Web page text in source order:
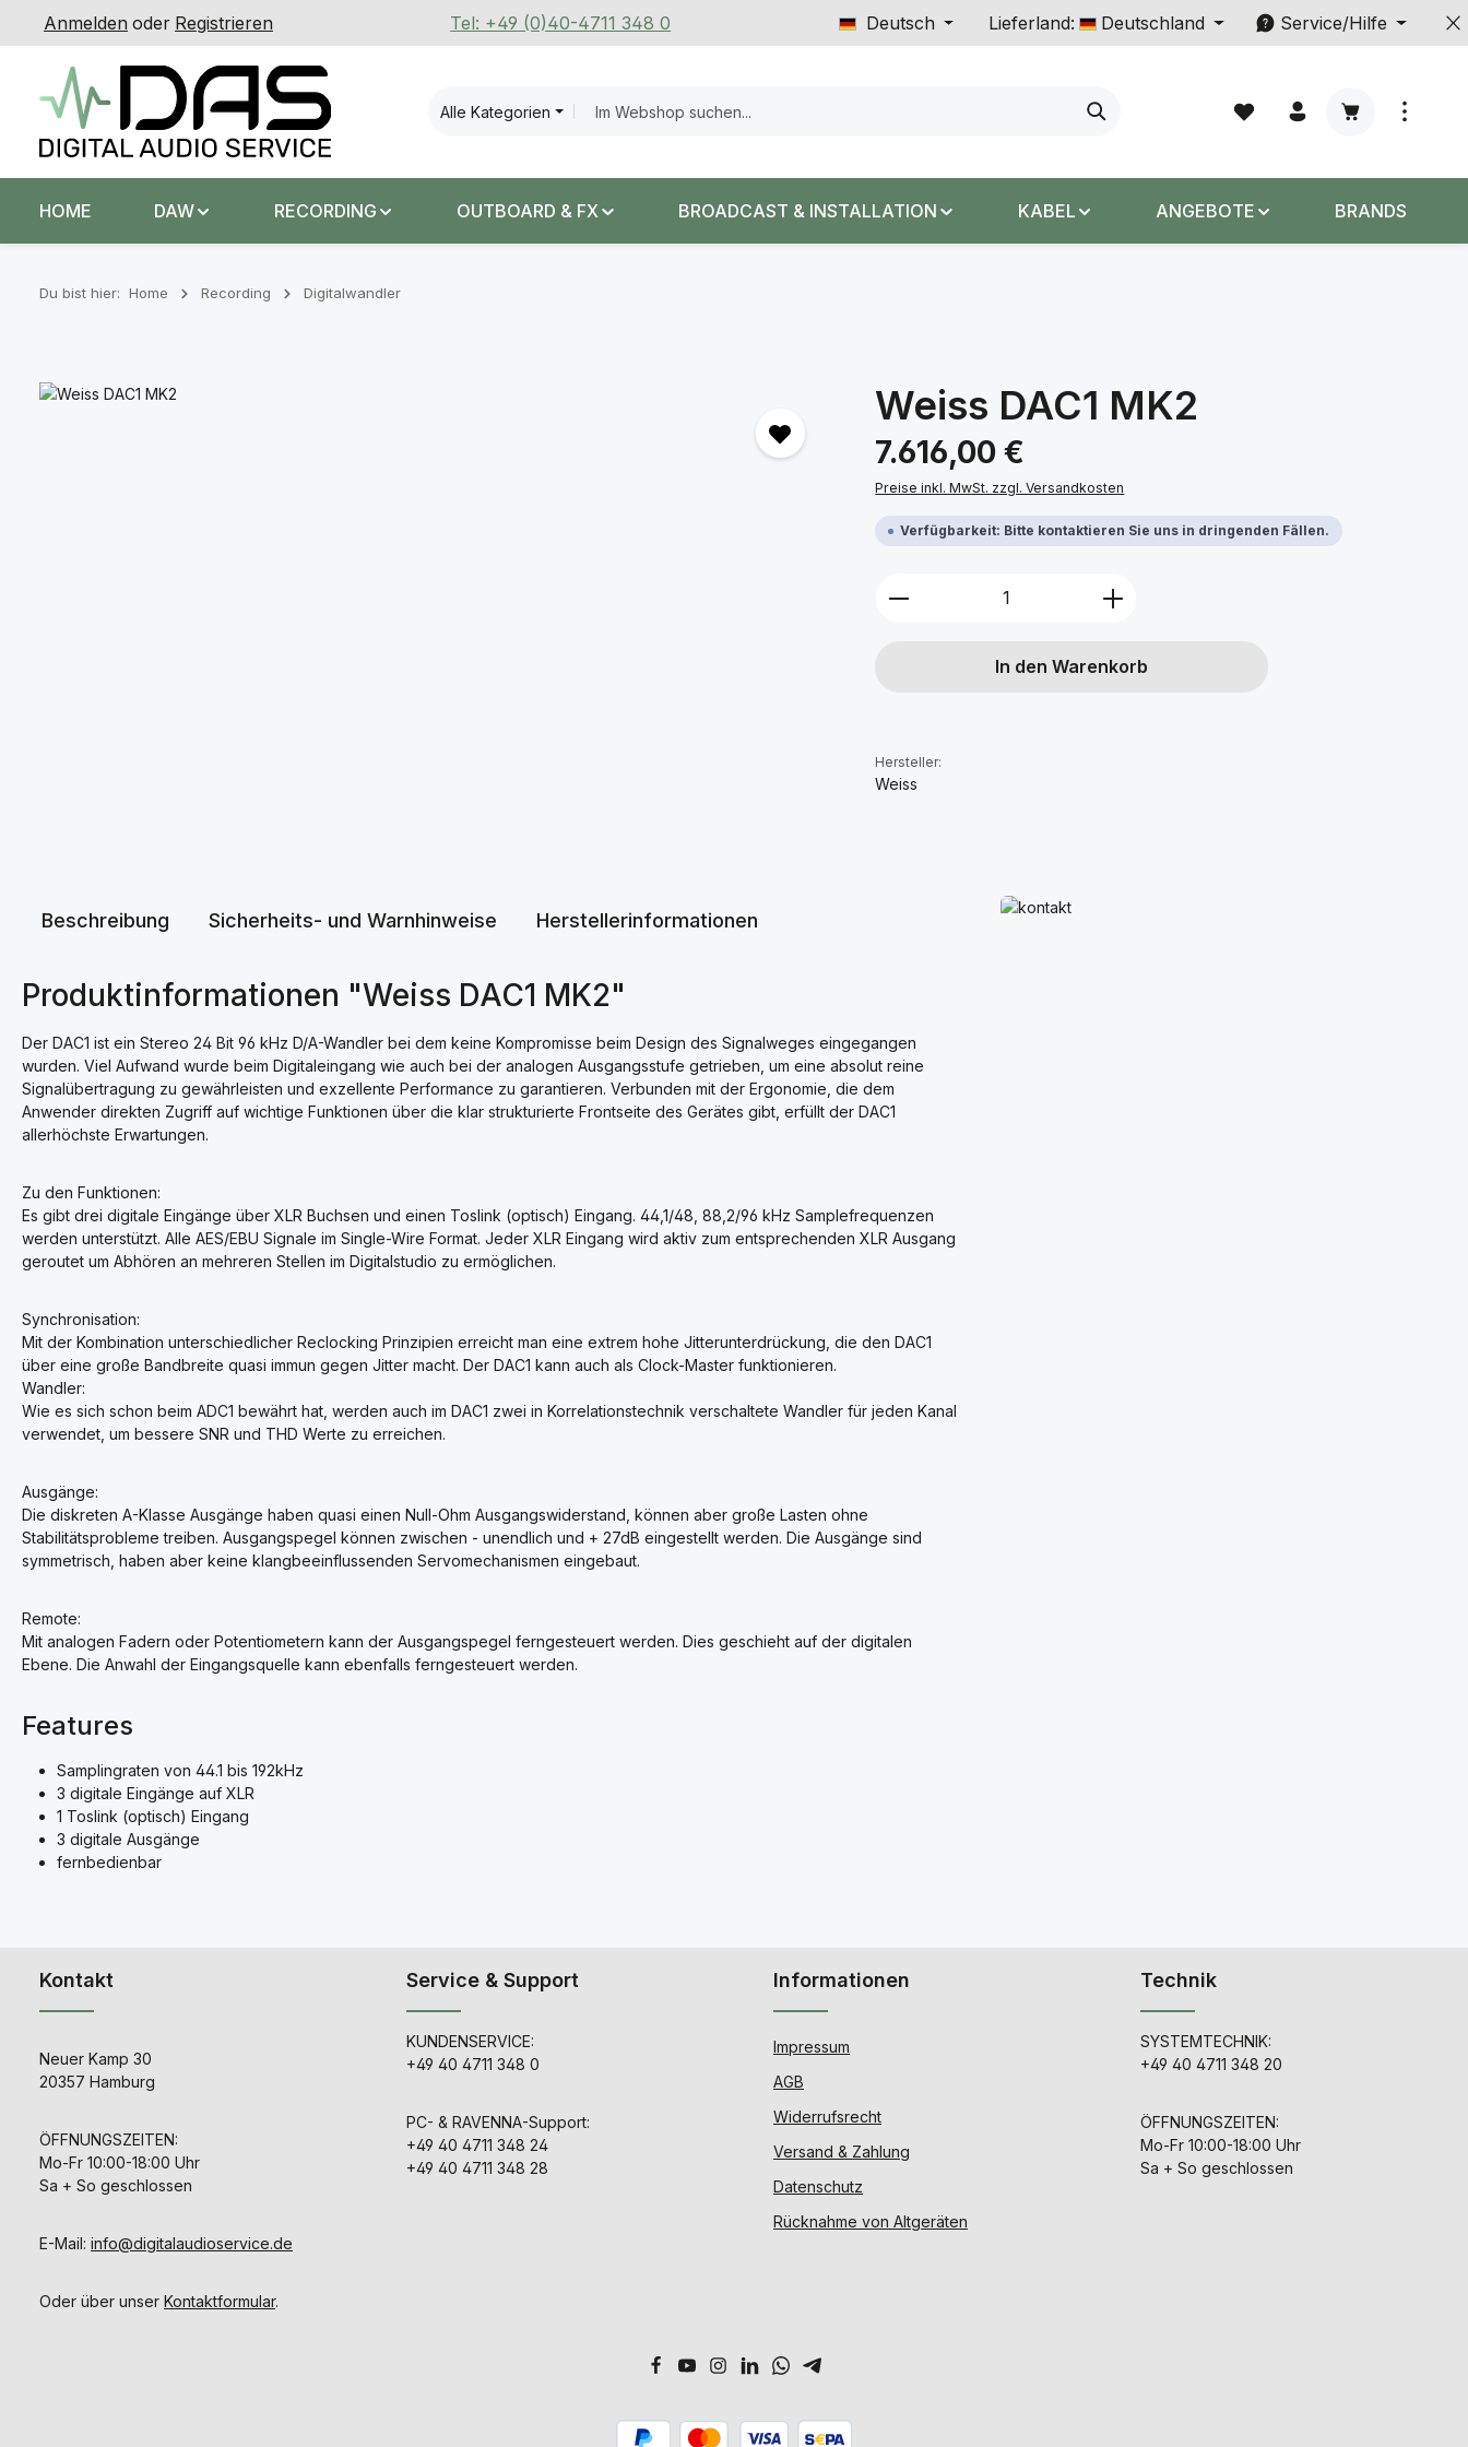
Hauptinhalt springen
Zur Suche springen
Zur Hauptnavigation springen
Anmelden oder Registrieren Tel: +49 (0)40-4711 348 0 Deutsch Lieferland: Deutschland Service/Hilfe
Alle Kategorien
Warenkorb
HOME DAW RECORDING OUTBOARD & FX BROADCAST & INSTALLATION KABEL ANGEBOTE BRANDS
Du bist hier: Home Recording Digitalwandler
Bildergalerie überspringen Weiss DAC1 MK2
Regulärer Preis:
7.616,00 €
Preise inkl. MwSt. zzgl. Versandkosten
Verfügbarkeit: Bitte kontaktieren Sie uns in dringenden Fällen.
Produkt Anzahl: Gib den gewünschten Wert
In den Warenkorb
Hersteller:
Weiss
Beschreibung Sicherheits- und Warnhinweise Herstellerinformationen
Produktinformationen "Weiss DAC1 MK2"
Der DAC1 ist ein Stereo 24 Bit 96 kHz D/A-Wandler bei dem keine Kompromisse beim Design des Signalweges eingegangen
wurden. Viel Aufwand wurde beim Digitaleingang wie auch bei der analogen Ausgangsstufe getrieben, um eine absolut reine
Signalübertragung zu gewährleisten und exzellente Performance zu garantieren. Verbunden mit der Ergonomie, die dem
Anwender direkten Zugriff auf wichtige Funktionen über die klar strukturierte Frontseite des Gerätes gibt, erfüllt der DAC1
allerhöchste Erwartungen.
Zu den Funktionen:
Es gibt drei digitale Eingänge über XLR Buchsen und einen Toslink (optisch) Eingang. 44,1/48, 88,2/96 kHz Samplefrequenzen
werden unterstützt. Alle AES/EBU Signale im Single-Wire Format. Jeder XLR Eingang wird aktiv zum entsprechenden XLR Ausgang
geroutet um Abhören an mehreren Stellen im Digitalstudio zu ermöglichen.
Synchronisation:
Mit der Kombination unterschiedlicher Reclocking Prinzipien erreicht man eine extrem hohe Jitterunterdrückung, die den DAC1
über eine große Bandbreite quasi immun gegen Jitter macht. Der DAC1 kann auch als Clock-Master funktionieren.
Wandler:
Wie es sich schon beim ADC1 bewährt hat, werden auch im DAC1 zwei in Korrelationstechnik verschaltete Wandler für jeden Kanal
verwendet, um bessere SNR und THD Werte zu erreichen.
Ausgänge:
Die diskreten A-Klasse Ausgänge haben quasi einen Null-Ohm Ausgangswiderstand, können aber große Lasten ohne
Stabilitätsprobleme treiben. Ausgangspegel können zwischen - unendlich und + 27dB eingestellt werden. Die Ausgänge sind
symmetrisch, haben aber keine klangbeeinflussenden Servomechanismen eingebaut.
Remote:
Mit analogen Fadern oder Potentiometern kann der Ausgangspegel ferngesteuert werden. Dies geschieht auf der digitalen
Ebene. Die Anwahl der Eingangsquelle kann ebenfalls ferngesteuert werden.
Features
Samplingraten von 44.1 bis 192kHz
3 digitale Eingänge auf XLR
1 Toslink (optisch) Eingang
3 digitale Ausgänge
fernbedienbar
Mehr erfahren
Kontakt
Neuer Kamp 30
20357 Hamburg
ÖFFNUNGSZEITEN:
Mo-Fr 10:00-18:00 Uhr
Sa + So geschlossen
E-Mail: info@digitalaudioservice.de
Oder über unser Kontaktformular.
Service & Support
KUNDENSERVICE:
+49 40 4711 348 0
PC- & RAVENNA-Support:
+49 40 4711 348 24
+49 40 4711 348 28
Informationen
Impressum
AGB
Widerrufsrecht
Versand & Zahlung
Datenschutz
Rücknahme von Altgeräten
Technik
SYSTEMTECHNIK:
+49 40 4711 348 20
ÖFFNUNGSZEITEN:
Mo-Fr 10:00-18:00 Uhr
Sa + So geschlossen